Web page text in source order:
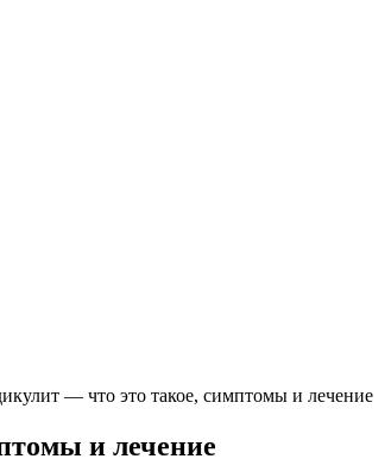
— что это такое, симптомы и лечение
и лечение